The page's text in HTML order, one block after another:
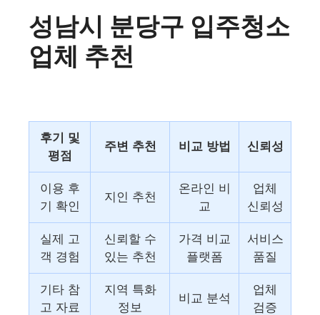
성남시 분당구 입주청소
업체 추천
후기 및
평점
주변 추천 비교 방법 신뢰성
이용 후
기 확인
지인 추천
온라인 비
교
업체
신뢰성
실제 고
객 경험
신뢰할 수
있는 추천
가격 비교
플랫폼
서비스
품질
기타 참
고 자료
지역 특화
정보
비교 분석
업체
검증